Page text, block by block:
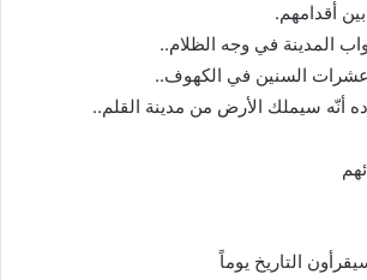
أقدامهم.
المدينة في وجه الظلام..
السنين في الكهوف..
سيملك الأرض من مدينة القلم..
التاريخ يوماً